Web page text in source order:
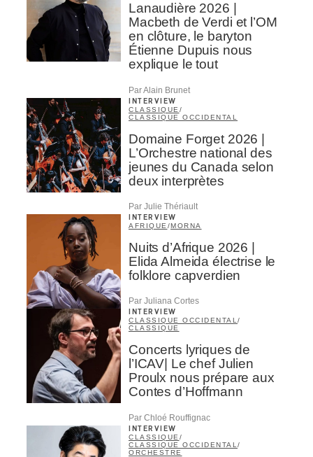
Lanaudière 2026 |
Macbeth de Verdi et l’OM
en clôture, le baryton
Étienne Dupuis nous
explique le tout
Par Alain Brunet
INTERVIEW
CLASSIQUE /
CLASSIQUE OCCIDENTAL
Domaine Forget 2026 |
L’Orchestre national des
jeunes du Canada selon
deux interprètes
Par Julie Thériault
INTERVIEW
AFRIQUE /MORNA
Nuits d’Afrique 2026 |
Elida Almeida électrise le
folklore capverdien
Par Juliana Cortes
INTERVIEW
CLASSIQUE OCCIDENTAL/
CLASSIQUE
Concerts lyriques de
l’ICAV| Le chef Julien
Proulx nous prépare aux
Contes d’Hoffmann
Par Chloé Rouffignac
INTERVIEW
CLASSIQUE /
CLASSIQUE OCCIDENTAL /
ORCHESTRE